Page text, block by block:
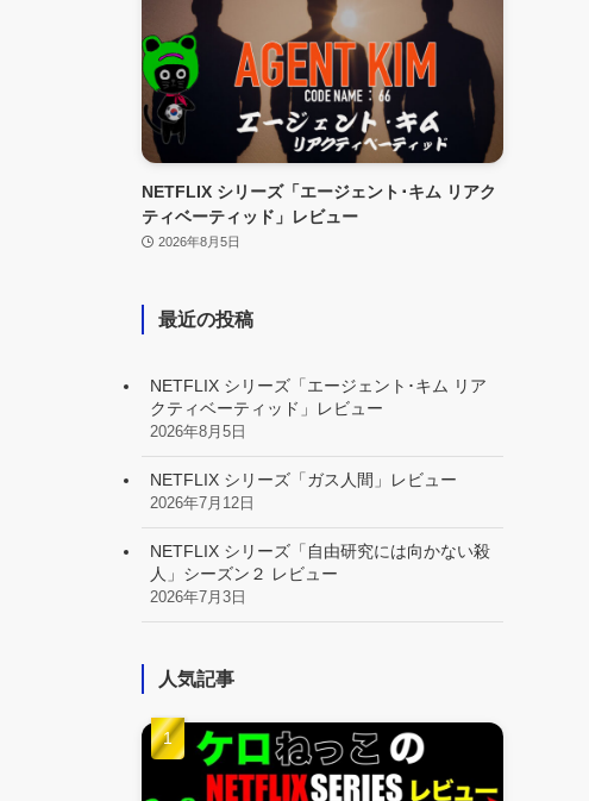
NETFLIX シリーズ「エージェント･キム リアク
ティベーティッド」レビュー
2026年8月5日
最近の投稿
NETFLIX シリーズ「エージェント･キム リア
クティベーティッド」レビュー
2026年8月5日
NETFLIX シリーズ「ガス人間」レビュー
2026年7月12日
NETFLIX シリーズ「自由研究には向かない殺
人」シーズン２ レビュー
2026年7月3日
人気記事